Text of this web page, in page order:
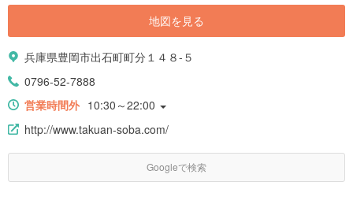
地図を見る
兵庫県豊岡市出石町町分１４８-５
0796-52-7888
営業時間外 10:30～22:00
http://www.takuan-soba.com/
Googleで検索